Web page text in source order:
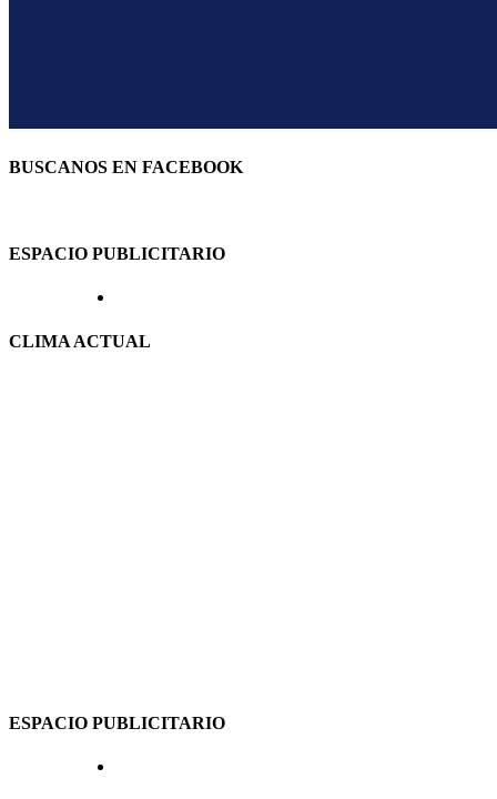
BUSCANOS EN FACEBOOK
ESPACIO PUBLICITARIO
CLIMA ACTUAL
ESPACIO PUBLICITARIO